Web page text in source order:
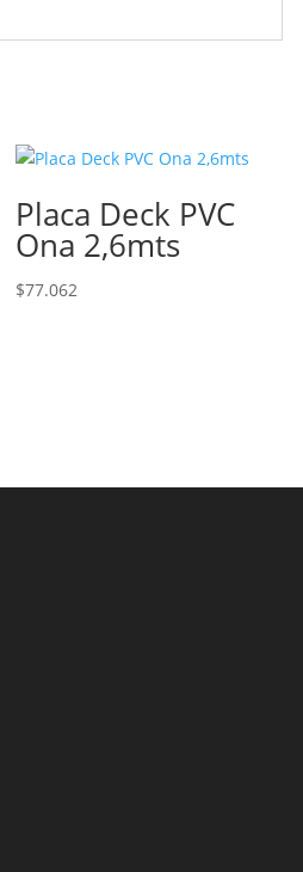
Placa Deck PVC
Ona 2,6mts
$77.062